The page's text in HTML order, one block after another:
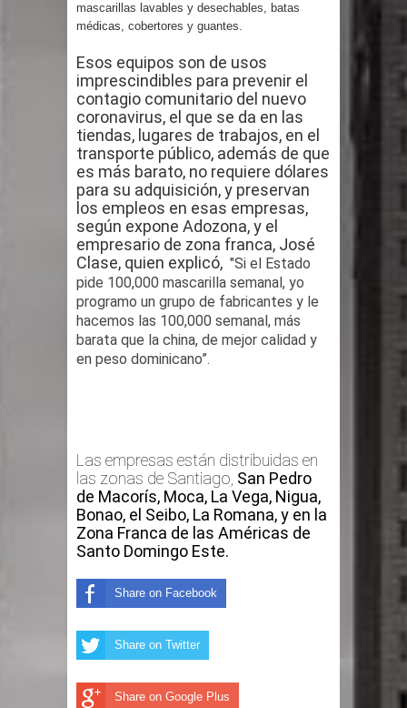
DIGEIG y Liga Municipal Dominicana
transparencia a través SISMAP
municipal
La Fiscalía de Bolivia ordena la
detención del expresidente Evo
Morales
Calor extremo para este jueves en
gran parte del territorio nacional
Miles de marroquíes cruzan la
TC declara inconstitucional decreto
sobre horarios de venta de alcohol
vigente desde 2006 y exige ley del
Congreso
supervisa obra relleno sanitario y se
reúne con alcalde San Cristóbal
mascarillas lavables y desechables, batas
médicas, cobertores y guantes.
Esos equipos son de usos
imprescindibles para prevenir el
contagio comunitario del nuevo
coronavirus, el que se da en las
tiendas, lugares de trabajos, en el
transporte público, además de que
es más barato, no requiere dólares
para su adquisición, y preservan
los empleos en esas empresas,
según expone Adozona, y el
empresario de zona franca, José
Clase, quien explicó, "Si el Estado
pide 100,000 mascarilla semanal, yo
programo un grupo de fabricantes y le
hacemos las 100,000 semanal, más
barata que la china, de mejor calidad y
en peso dominicano”.
Las empresas están distribuidas en
las zonas de Santiago, San Pedro
de Macorís, Moca, La Vega, Nigua,
Bonao, el Seibo, La Romana, y en la
Zona Franca de las Américas de
Santo Domingo Este.
Share on Facebook
Share on Twitter
Share on Google Plus